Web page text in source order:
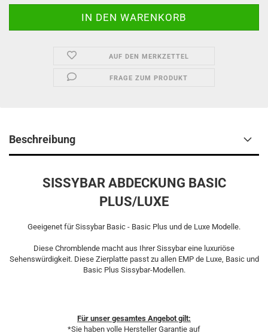
AUF DEN MERKZETTEL
FRAGE ZUM PRODUKT
Beschreibung
SISSYBAR ABDECKUNG BASIC
PLUS/LUXE
Geeigenet für Sissybar Basic - Basic Plus und de Luxe Modelle.
Diese Chromblende macht aus Ihrer Sissybar eine luxuriöse
Sehenswürdigkeit. Diese Zierplatte passt zu allen EMP de Luxe, Basic und
Basic Plus Sissybar-Modellen.
Für unser gesamtes Angebot gilt:
*Sie haben volle Hersteller Garantie auf